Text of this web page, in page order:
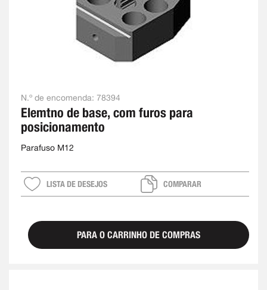
N.º de encomenda: 78394
Elemtno de base, com furos para
posicionamento
Parafuso M12
LISTA DE DESEJOS COMPARAR
PARA O CARRINHO DE COMPRAS